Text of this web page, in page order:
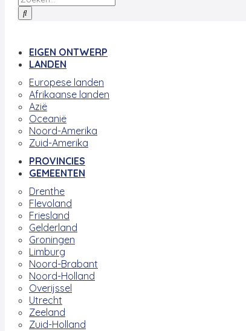
EIGEN ONTWERP
LANDEN
Europese landen
Afrikaanse landen
Azië
Oceanië
Noord-Amerika
Zuid-Amerika
PROVINCIES
GEMEENTEN
Drenthe
Flevoland
Friesland
Gelderland
Groningen
Limburg
Noord-Brabant
Noord-Holland
Overijssel
Utrecht
Zeeland
Zuid-Holland